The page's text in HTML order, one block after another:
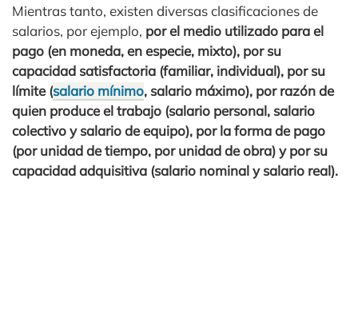
Mientras tanto, existen diversas clasificaciones de
salarios, por ejemplo, por el medio utilizado para el
pago (en moneda, en especie, mixto), por su
capacidad satisfactoria (familiar, individual), por su
límite (salario mínimo, salario máximo), por razón de
quien produce el trabajo (salario personal, salario
colectivo y salario de equipo), por la forma de pago
(por unidad de tiempo, por unidad de obra) y por su
capacidad adquisitiva (salario nominal y salario real).